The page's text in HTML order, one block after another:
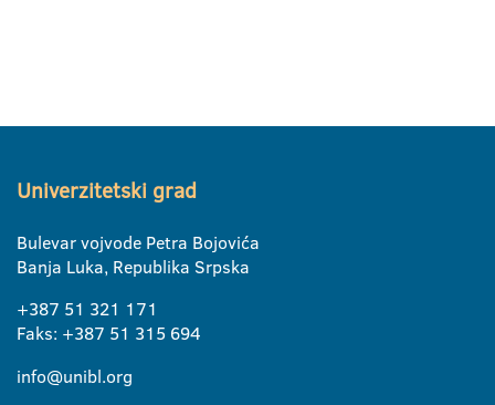
Univerzitetski grad
Bulevar vojvode Petra Bojovića
Banja Luka, Republika Srpska
+387 51 321 171
Faks: +387 51 315 694
info@unibl.org